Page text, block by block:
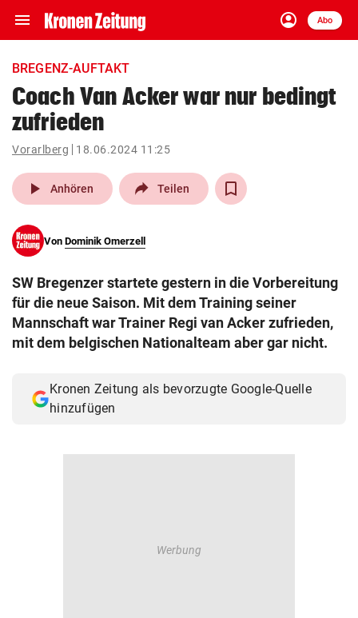
menu Navigation
ein-/ausklappen
account_circle
Anmelden
Abo
close Schließen
account_circle Anmelden
pin_drop
Wien arrow_right
search
eingeben
Muthgasse 2, 1190 Wien
BREGENZ-AUFTAKT
Coach Van Acker war nur bedingt
zufrieden
Vorarlberg 18.06.2024 11:25
play_arrow Anhören Teilen
Von Dominik Omerzell
SW Bregenzer startete gestern in die Vorbereitung
für die neue Saison. Mit dem Training seiner
Mannschaft war Trainer Regi van Acker zufrieden,
mit dem belgischen Nationalteam aber gar nicht.
Kronen Zeitung als bevorzugte Google-Quelle
hinzufügen